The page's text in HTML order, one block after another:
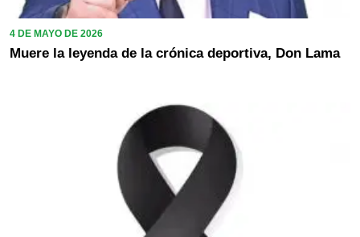
4 DE MAYO DE 2026
Muere la leyenda de la crónica deportiva, Don Lama